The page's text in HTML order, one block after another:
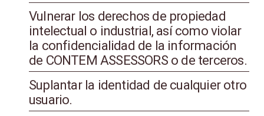
Vulnerar los derechos de propiedad
intelectual o industrial, así como violar
la confidencialidad de la información
de CONTEM ASSESSORS o de terceros.
Suplantar la identidad de cualquier otro
usuario.